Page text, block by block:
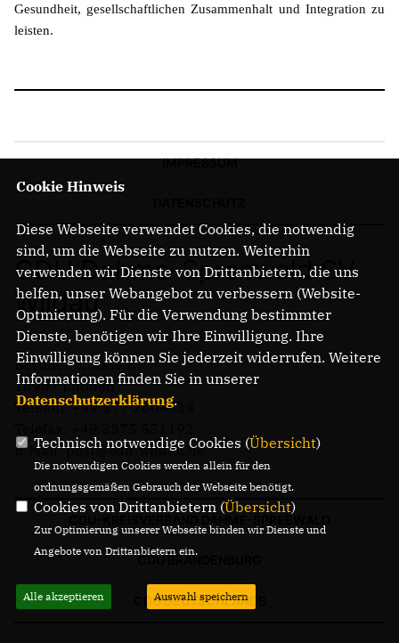
Gesundheit, gesellschaftlichen Zusammenhalt und Integration zu
leisten.
IMPRESSUM
CDU Dahme-Spreewald SV
Wildau
Berliner Strasse 8
15907 Lübben
Telefon: +49 177 2604514
E-Mail: post@cdu-wildau.de
CDU BRANDENBURG
CDU DEUTSCHLANDS
Cookie Hinweis
Diese Webseite verwendet Cookies, die notwendig
sind, um die Webseite zu nutzen. Weiterhin
verwenden wir Dienste von Drittanbietern, die uns
helfen, unser Webangebot zu verbessern (Website-
Optmierung). Für die Verwendung bestimmter
Dienste, benötigen wir Ihre Einwilligung. Ihre
Einwilligung können Sie jederzeit widerrufen. Weitere
Informationen finden Sie in unserer
Datenschutzerklärung.
Technisch notwendige Cookies (Übersicht)
Die notwendigen Cookies werden allein für den
ordnungsgemäßen Gebrauch der Webseite benötigt.
Cookies von Drittanbietern (Übersicht)
Zur Optimierung unserer Webseite binden wir Dienste und
Angebote von Drittanbietern ein.
Alle akzeptieren Auswahl speichern